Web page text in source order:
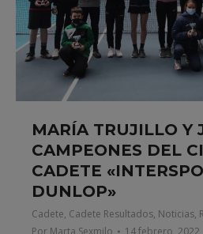
MARÍA TRUJILLO Y
CAMPEONES DEL
CADETE
DUNLOP»
Cadete, Cadete Resultados, Noticias,
Por Marta Sexmilo 14 febrero, 2022